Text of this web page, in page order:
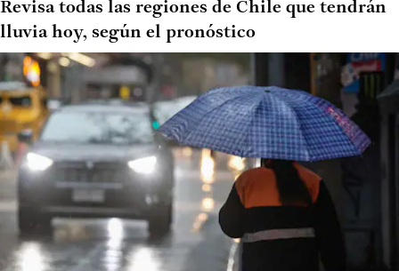
Revisa todas las regiones de Chile que tendrán
lluvia hoy, según el pronóstico